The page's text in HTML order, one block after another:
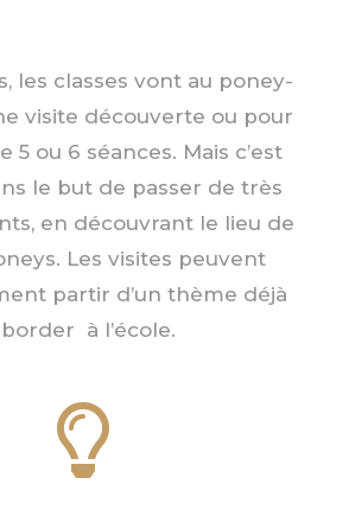
les classes vont au poney-
visite découverte ou pour
5 ou 6 séances. Mais c’est
le but de passer de très
en découvrant le lieu de
Les visites peuvent
partir d’un thème déjà
à l’école.
